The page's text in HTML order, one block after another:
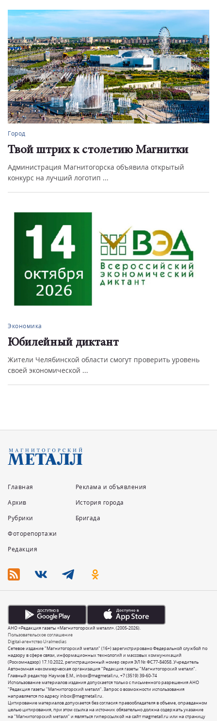
Город
Твой штрих к столетию Магнитки
Администрация Магнитогорска объявила открытый
конкурс на лучший логотип ...
Экономика
Юбилейный диктант
Жители Челябинской области смогут проверить уровень
своей экономической ...
Главная
Архив
Рубрики
Фоторепортажи
Редакция
Реклама и объявления
История города
Бригада
Сетевое издание "Магнитогорский металл" (16+) зарегистрировано Федеральной службой по
надзору в сфере связи, информационных технологий и массовых коммуникаций
(Роскомнадзор) 17.10.2022, регистрационный номер серия ЭЛ № ФС77-84058. Учредитель
Автономная некоммерческая организация "Редакция газеты "Магнитогорский металл".
Главный редактор Наумов Е.М.,inbox@magmetall.ru,+7 (3519) 39-60-74
Использование материалов издания допускается только с письменного разрешения АНО
"Редакция газеты "Магнитогорский металл". Запрос о возможности использования
направляется по адресуinbox@magmetall.ru.
Цитирование материалов допускается без согласия правообладателя в объеме, оправданном
целью цитирования, при этом ссылка на источник обязательно должна содержать указание
на "Магнитогорский металл" и являться гиперссылкой на сайт magmetall.ru или на страницу
Пользовательское соглашение
Digital-агентство Uralmedias
АНО «Редакция газеты «Магнитогорский металл». (2005-2026).